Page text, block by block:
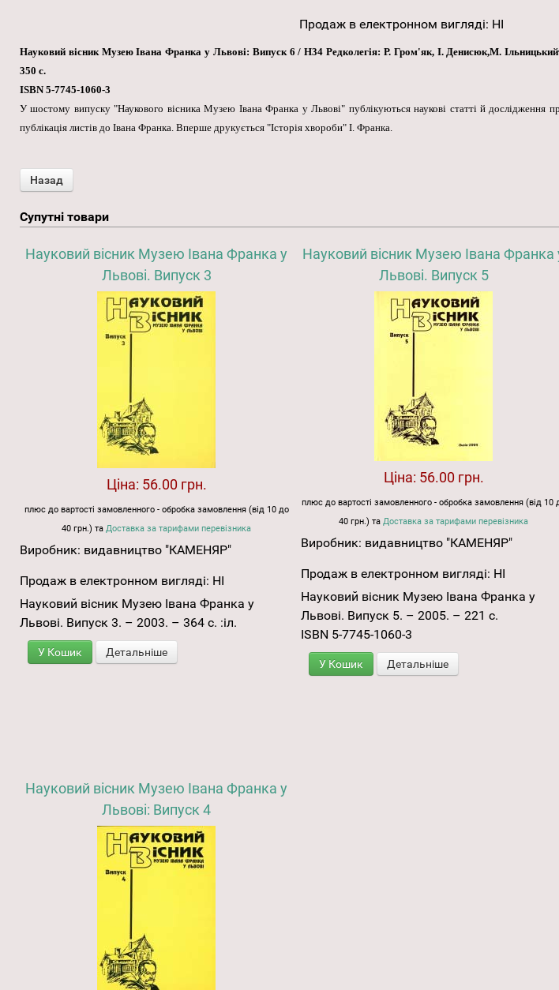
Продаж в електронном вигляді: НІ
Науковий вісник Музею Івана Франка у Львові: Випуск 6 / Н34 Редколегія: Р. Гром'як, І. Денисюк,М.
350 с.
ISBN 5-7745-1060-3
У шостому випуску "Наукового вісника Музею Івана Франка у Львові" публікуються наукові статті й дослідження
публікація листів до Івана Франка. Вперше друкується "Історія хвороби" І. Франка.
Супутні товари
Науковий вісник Музею Івана Франка у
Львові. Випуск 3
Ціна: 56.00 грн.
плюс до вартості замовленного - обробка замовлення (від 10 до
40 грн.) таДоставка за тарифами перевізника
Виробник: видавництво "КАМЕНЯР"
Продаж в електронном вигляді: НІ
Науковий вісник Музею Івана Франка у
Львові. Випуск 3. – 2003. – 364 с. :іл.
У Кошик Детальніше
Науковий вісник Музею Івана Франка
Львові. Випуск 5
Ціна: 56.00 грн.
плюс до вартості замовленного - обробка замовлення (від 10
40 грн.) таДоставка за тарифами перевізника
Виробник: видавництво "КАМЕНЯР"
Продаж в електронном вигляді: НІ
Науковий вісник Музею Івана Франка у
Львові. Випуск 5. – 2005. – 221 с.
ISBN 5-7745-1060-3
У Кошик Детальніше
Науковий вісник Музею Івана Франка у
Львові: Випуск 4